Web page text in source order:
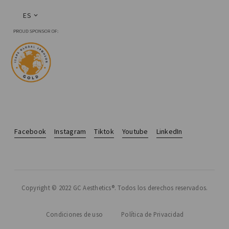
ES
Facebook Instagram Tiktok Youtube LinkedIn
Copyright © 2022 GC Aesthetics®. Todos los derechos reservados.
Condiciones de uso Política de Privacidad